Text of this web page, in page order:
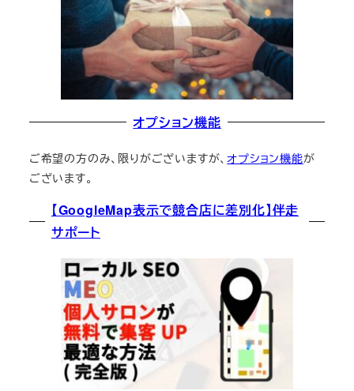
オプション機能
ご希望の方のみ、限りがございますが、オプション機能が
ございます。
【GoogleMap表示で競合店に差別化】伴走
サポート